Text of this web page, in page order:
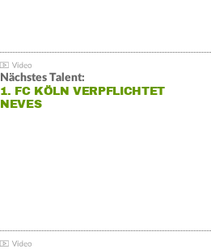
Nächstes Talent:
1. FC KÖLN VERPFLICHTET
NEVES